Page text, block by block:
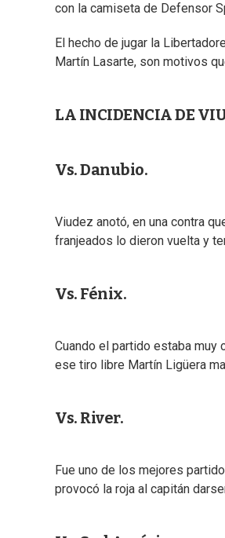
con la camiseta de Defensor
El hecho de jugar la
Martín Lasarte, son motivos
LA INCIDENCIA DE
Vs. Danubio.
Viudez anotó, en una contra
franjeados lo dieron vuelta y
Vs. Fénix.
Cuando el partido estaba muy
ese tiro libre Martín Ligüera
Vs. River.
Fue uno de los mejores
provocó la roja al capitán